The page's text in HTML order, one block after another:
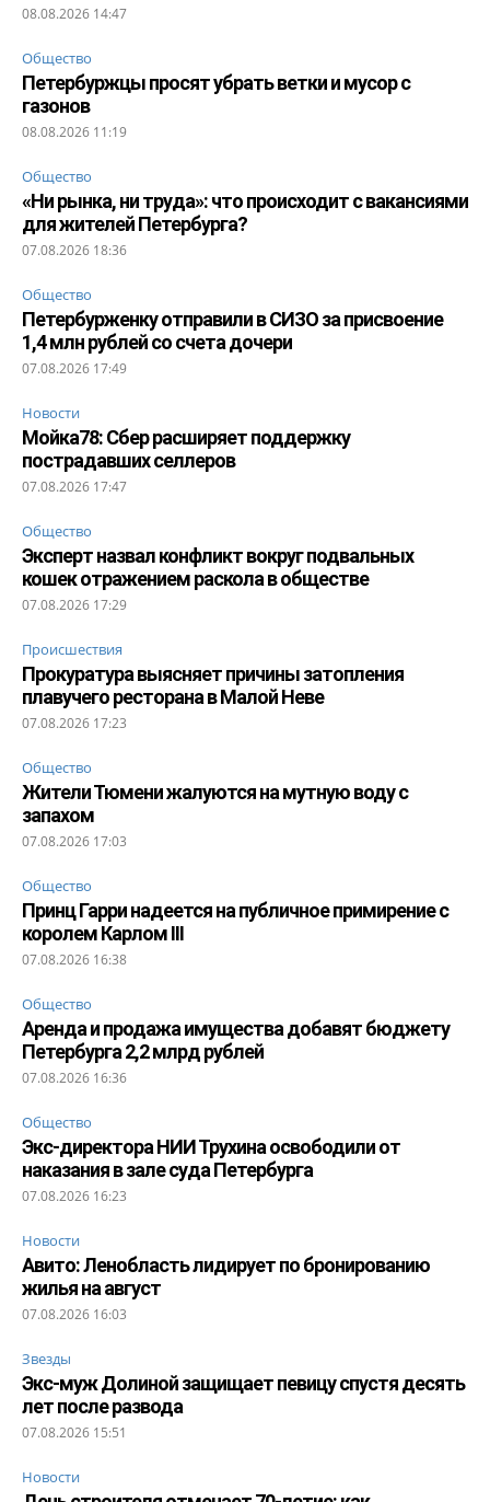
08.08.2026 14:47
Общество
Петербуржцы просят убрать ветки и мусор с
газонов
08.08.2026 11:19
Общество
«Ни рынка, ни труда»: что происходит с вакансиями
для жителей Петербурга?
07.08.2026 18:36
Общество
Петербурженку отправили в СИЗО за присвоение
1,4 млн рублей со счета дочери
07.08.2026 17:49
Новости
Мойка78: Сбер расширяет поддержку
пострадавших селлеров
07.08.2026 17:47
Общество
Эксперт назвал конфликт вокруг подвальных
кошек отражением раскола в обществе
07.08.2026 17:29
Происшествия
Прокуратура выясняет причины затопления
плавучего ресторана в Малой Неве
07.08.2026 17:23
Общество
Жители Тюмени жалуются на мутную воду с
запахом
07.08.2026 17:03
Общество
Принц Гарри надеется на публичное примирение с
королем Карлом III
07.08.2026 16:38
Общество
Аренда и продажа имущества добавят бюджету
Петербурга 2,2 млрд рублей
07.08.2026 16:36
Общество
Экс-директора НИИ Трухина освободили от
наказания в зале суда Петербурга
07.08.2026 16:23
Новости
Авито: Ленобласть лидирует по бронированию
жилья на август
07.08.2026 16:03
Звезды
Экс-муж Долиной защищает певицу спустя десять
лет после развода
07.08.2026 15:51
Новости